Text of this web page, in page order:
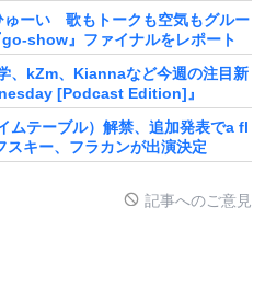
ゅーい 歌もトークも空気もグルー
show』ファイナルをレポート
、kZm、Kiannaなど今週の注目新
[Podcast Edition]』
ムテーブル）解禁、追加発表でa fl
キー、フラカンが出演決定
記事へのご意見